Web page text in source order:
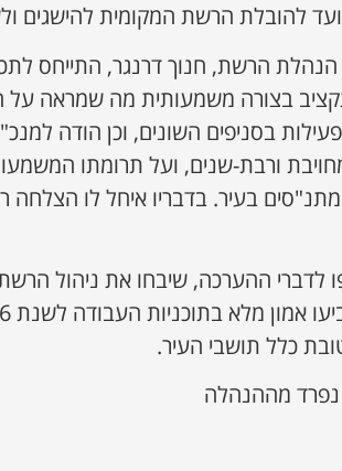
להובלת הרשת המקומית להישגים
הנהלת הרשת, חנוך דרנגר, התייחס
בצורה משמעותית מה שמראה
בסניפים השונים, וכן הודה
ורבת-שנים, ועל תרומתו
בעיר. בדבריו איחל לו הצלחה
לדברי ההערכה, שיבחו את ניהול
כלל תושבי העיר.
נפרד מההנהלה